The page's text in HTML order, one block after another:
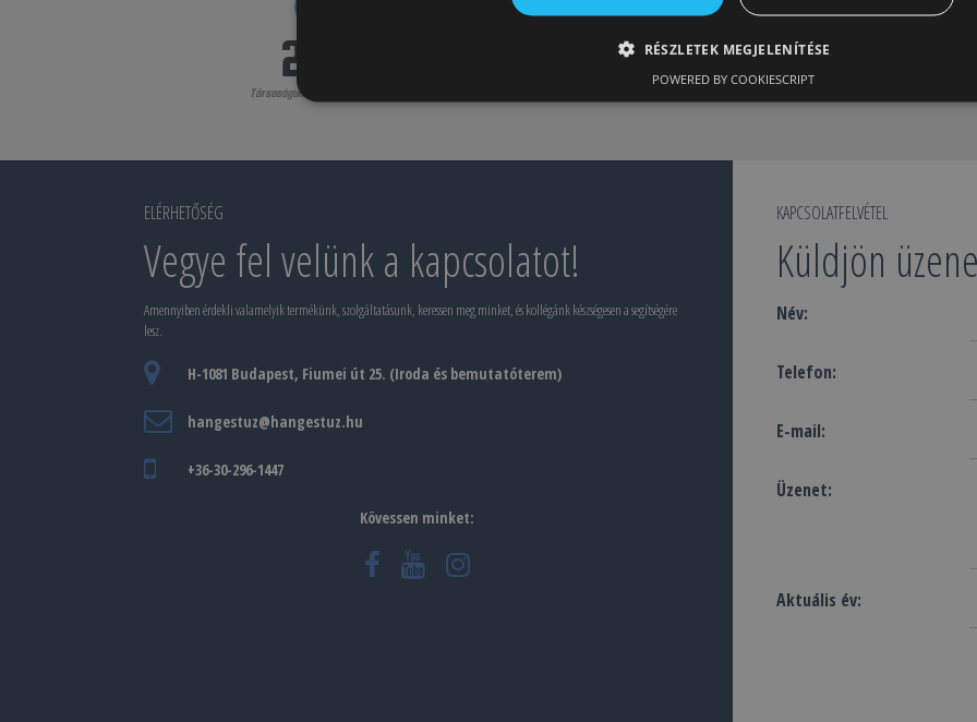
2009
Társaságunk alapításának éve
8650
ELÉRHETŐSÉG
Vegye fel velünk a kapcsolatot!
Amennyiben érdekli valamelyik termékünk, szolgáltatásunk, keressen meg minket, és kollégánk készségesen a segítségére
lesz.
H-1081 Budapest, Fiumei út 25. (Iroda és bemutatóterem)
hangestuz@hangestuz.hu
+36-30-296-1447
Kövessen minket:
KAPCSOLATFELVÉTEL
Küldjön
Név:
Telefon:
E-mail:
Üzenet:
Aktuális év:
RÉSZLETEK MEGJELENÍTÉSE
POWERED BY COOKIESCRIPT